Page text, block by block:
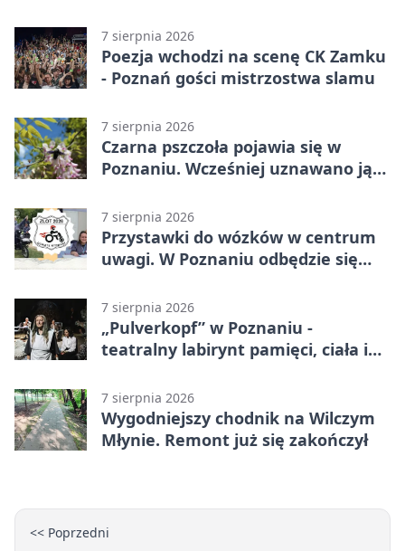
7 sierpnia 2026
Poezja wchodzi na scenę CK Zamku
- Poznań gości mistrzostwa slamu
7 sierpnia 2026
Czarna pszczoła pojawia się w
Poznaniu. Wcześniej uznawano ją
7 sierpnia 2026
Przystawki do wózków w centrum
uwagi. W Poznaniu odbędzie się
7 sierpnia 2026
„Pulverkopf” w Poznaniu -
teatralny labirynt pamięci, ciała i
7 sierpnia 2026
Wygodniejszy chodnik na Wilczym
Młynie. Remont już się zakończył
<< Poprzedni